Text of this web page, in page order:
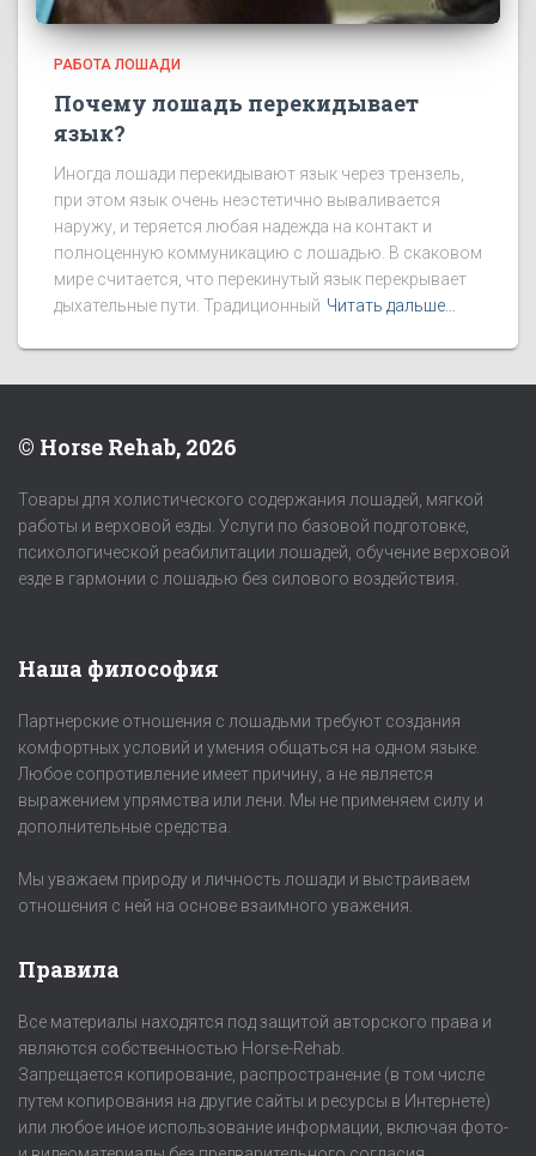
РАБОТА ЛОШАДИ
Почему лошадь перекидывает
язык?
Иногда лошади перекидывают язык через трензель,
при этом язык очень неэстетично вываливается
наружу, и теряется любая надежда на контакт и
полноценную коммуникацию с лошадью. В скаковом
мире считается, что перекинутый язык перекрывает
дыхательные пути. Традиционный Читать дальше…
© Horse Rehab, 2026
Товары для холистического содержания лошадей, мягкой
работы и верховой езды. Услуги по базовой подготовке,
психологической реабилитации лошадей, обучение верховой
езде в гармонии с лошадью без силового воздействия.
Наша философия
Партнерские отношения с лошадьми требуют создания
комфортных условий и умения общаться на одном языке.
Любое сопротивление имеет причину, а не является
выражением упрямства или лени. Мы не применяем силу и
дополнительные средства.
Мы уважаем природу и личность лошади и выстраиваем
отношения с ней на основе взаимного уважения.
Правила
Все материалы находятся под защитой авторского права и
являются собственностью Horse-Rehab.
Запрещается копирование, распространение (в том числе
путем копирования на другие сайты и ресурсы в Интернете)
или любое иное использование информации, включая фото-